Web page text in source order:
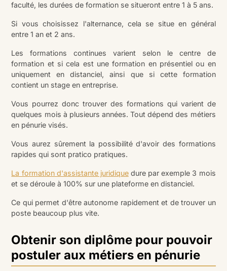
faculté, les durées de formation se situeront entre 1 à 5 ans.
Si vous choisissez l'alternance, cela se situe en général
entre 1 an et 2 ans.
Les formations continues varient selon le centre de
formation et si cela est une formation en présentiel ou en
uniquement en distanciel, ainsi que si cette formation
contient un stage en entreprise.
Vous pourrez donc trouver des formations qui varient de
quelques mois à plusieurs années. Tout dépend des métiers
en pénurie visés.
Vous aurez sûrement la possibilité d'avoir des formations
rapides qui sont pratico pratiques.
La formation d'assistante juridiquedure par exemple 3 mois
et se déroule à 100% sur une plateforme en distanciel.
Ce qui permet d'être autonome rapidement et de trouver un
poste beaucoup plus vite.
Obtenir son diplôme pour pouvoir
postuler aux métiers en pénurie